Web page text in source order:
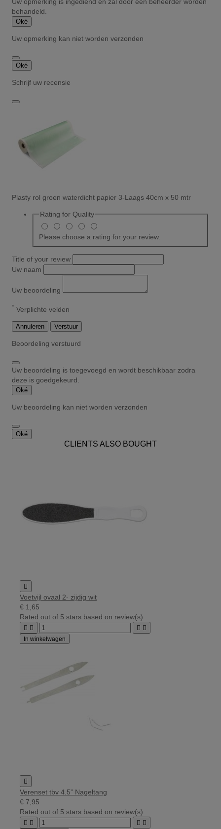
Uw opmerking is ingediend en zal door een beheerder worden
behandeld.
Oké
Uw opmerking kan niet worden verzonden
Oké
Schrijf uw recensie
Plasty rol groen waterdicht papier 3-Laags 40cm x 50 mtr
Rating for Quality
Please choose a rating for your review.
Title of your review
Uw naam
Uw beoordeling
* Verplichte velden
Annuleren Verstuur
Beoordeling verstuurd
Uw beoordeling is toegevoegd en wordt beschikbaar zodra
deze is goedgekeurd.
Oké
Uw beoordeling kan niet worden verzonden
Oké
CLIENTS ALSO BOUGHT

Voetvijl ovaal 2- zijdig wit
€ 1,65
Rated out of 5 stars based on review(s)
   
In winkelwagen

Verenset tbv 4.5” Nageltang
€ 7,95
Rated out of 5 stars based on review(s)
   